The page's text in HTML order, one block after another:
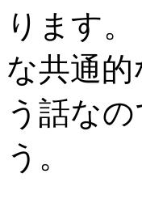
ります
な共通
う話な
う。